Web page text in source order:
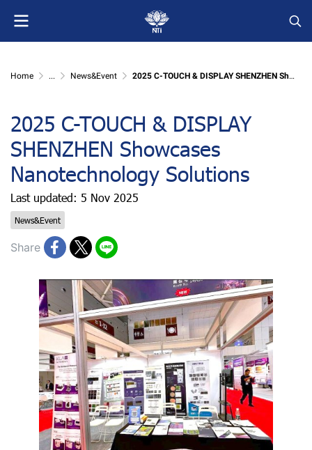
Home ... News&Event 2025 C-TOUCH & DISPLAY SHENZHEN Showcases Nanotechnology Solutions
2025 C-TOUCH & DISPLAY
SHENZHEN Showcases
Nanotechnology Solutions
Last updated: 5 Nov 2025
News&Event
Share